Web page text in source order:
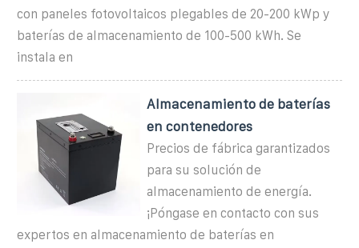
con paneles fotovoltaicos plegables de 20-200 kWp y
baterías de almacenamiento de 100-500 kWh. Se
instala en
Almacenamiento de baterías
en contenedores
Precios de fábrica garantizados
para su solución de
almacenamiento de energía.
¡Póngase en contacto con sus
expertos en almacenamiento de baterías en